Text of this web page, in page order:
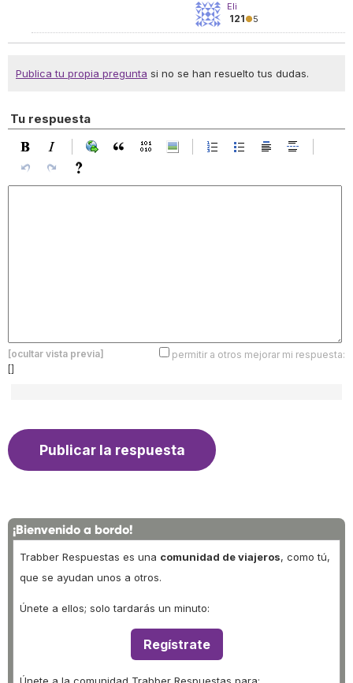
Eli
121●5
Publica tu propia pregunta si no se han resuelto tus dudas.
Tu respuesta
[ocultar vista previa]
permitir a otros mejorar mi respuesta:
[]
¡Bienvenido a bordo!
Trabber Respuestas es una comunidad de viajeros, como tú,
que se ayudan unos a otros.
Únete a ellos; solo tardarás un minuto:
Regístrate